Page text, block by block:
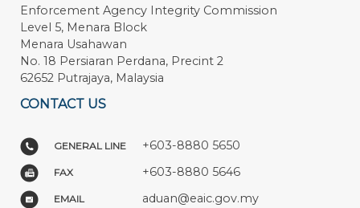
Enforcement Agency Integrity Commission
Level 5, Menara Block
Menara Usahawan
No. 18 Persiaran Perdana, Precint 2
62652 Putrajaya, Malaysia
CONTACT US
GENERAL LINE +603-8880 5650
FAX +603-8880 5646
EMAIL aduan@eaic.gov.my